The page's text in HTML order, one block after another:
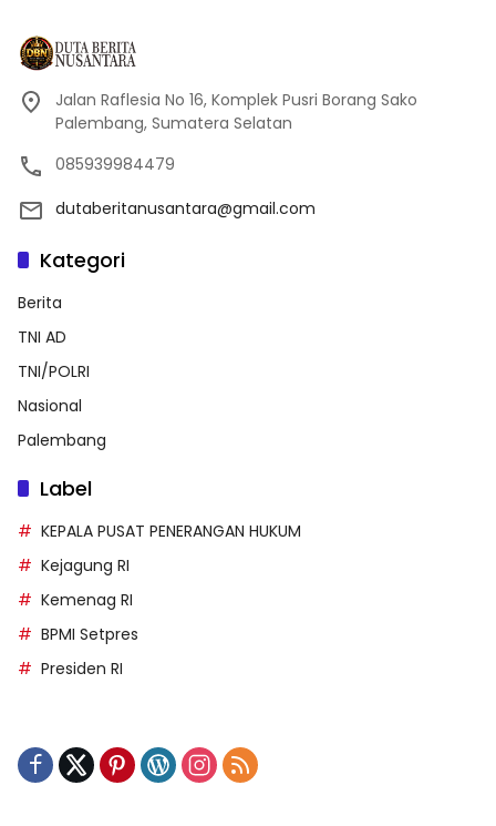
Jalan Raflesia No 16, Komplek Pusri Borang Sako
Palembang, Sumatera Selatan
085939984479
dutaberitanusantara@gmail.com
Kategori
Berita
TNI AD
TNI/POLRI
Nasional
Palembang
Label
KEPALA PUSAT PENERANGAN HUKUM
Kejagung RI
Kemenag RI
BPMI Setpres
Presiden RI